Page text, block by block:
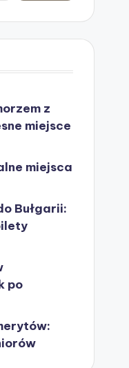
z
miejsce
miejsca
Bułgarii:
po